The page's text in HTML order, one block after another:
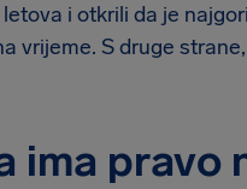
i otkrili da je
vrijeme. S druge
ima pravo